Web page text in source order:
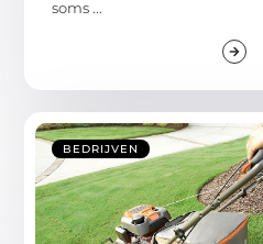
soms ...
BEDRIJVEN